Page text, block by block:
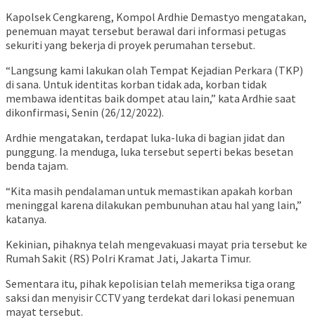
Kapolsek Cengkareng, Kompol Ardhie Demastyo mengatakan,
penemuan mayat tersebut berawal dari informasi petugas
sekuriti yang bekerja di proyek perumahan tersebut.
“Langsung kami lakukan olah Tempat Kejadian Perkara (TKP)
di sana. Untuk identitas korban tidak ada, korban tidak
membawa identitas baik dompet atau lain,” kata Ardhie saat
dikonfirmasi, Senin (26/12/2022).
Ardhie mengatakan, terdapat luka-luka di bagian jidat dan
punggung. Ia menduga, luka tersebut seperti bekas besetan
benda tajam.
“Kita masih pendalaman untuk memastikan apakah korban
meninggal karena dilakukan pembunuhan atau hal yang lain,”
katanya.
Kekinian, pihaknya telah mengevakuasi mayat pria tersebut ke
Rumah Sakit (RS) Polri Kramat Jati, Jakarta Timur.
Sementara itu, pihak kepolisian telah memeriksa tiga orang
saksi dan menyisir CCTV yang terdekat dari lokasi penemuan
mayat tersebut.